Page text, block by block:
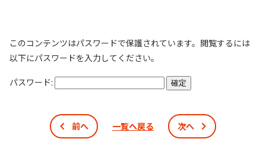
このコンテンツはパスワードで保護されています。閲覧するには
以下にパスワードを入力してください。
パスワード:
前へ 一覧へ戻る 次へ